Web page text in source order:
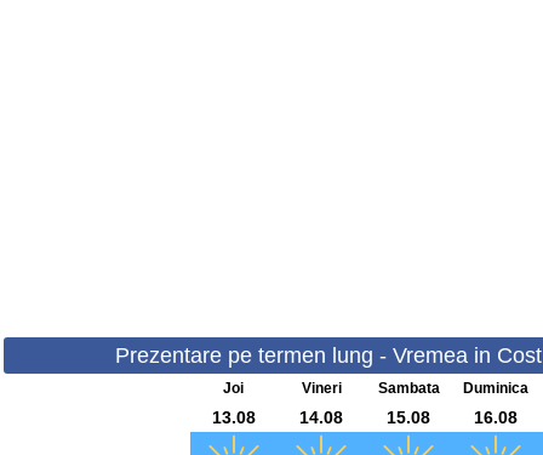
Prezentare pe termen lung - Vremea in
Joi Vineri Sambata Duminica
13.08 14.08 15.08 16.08